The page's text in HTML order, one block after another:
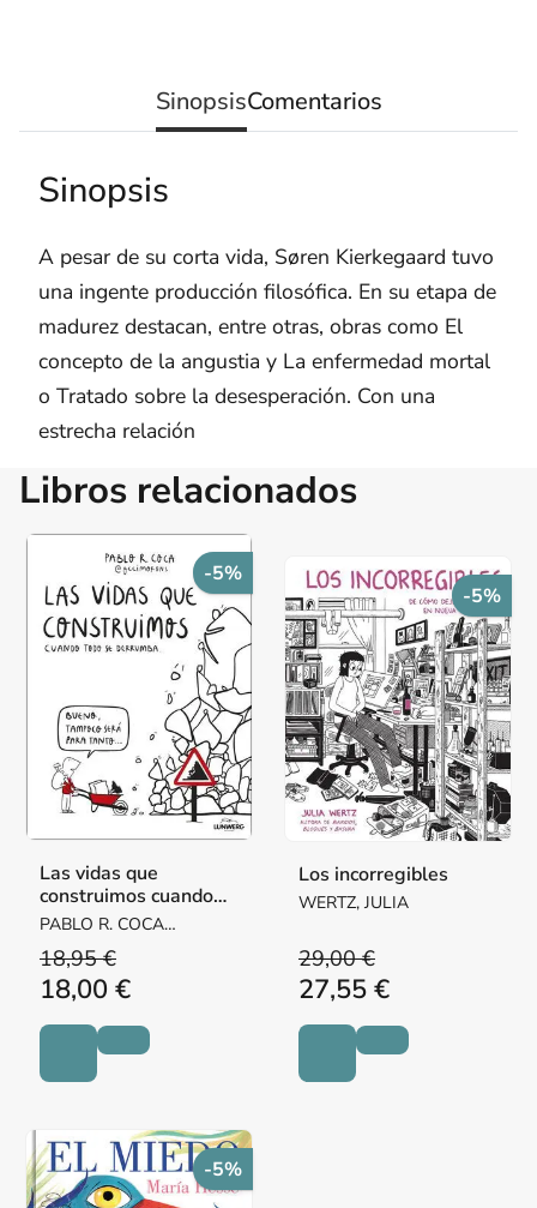
SinopsisComentarios
Sinopsis
A pesar de su corta vida, Søren Kierkegaard tuvo
una ingente producción filosófica. En su etapa de
madurez destacan, entre otras, obras como El
concepto de la angustia y La enfermedad mortal
o Tratado sobre la desesperación. Con una
estrecha relación
Libros relacionados
-5%
Las vidas que
construimos cuando
todo se derrumba
PABLO R. COCA
(@OCCIMORONS),
PABLO R. COCA
(@OCCIMORONS)
18,95 €
18,00 €
-5%
Los incorregibles
WERTZ, JULIA
29,00 €
27,55 €
-5%